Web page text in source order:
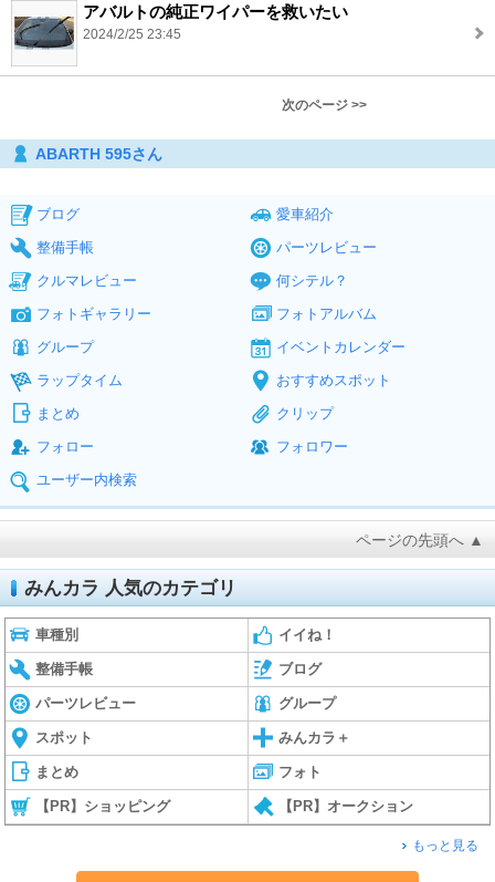
アバルトの純正ワイパーを救いたい
2024/2/25 23:45
次のページ >>
ABARTH 595さん
ブログ
愛車紹介
整備手帳
パーツレビュー
クルマレビュー
何シテル？
フォトギャラリー
フォトアルバム
グループ
イベントカレンダー
ラップタイム
おすすめスポット
まとめ
クリップ
フォロー
フォロワー
ユーザー内検索
ページの先頭へ ▲
みんカラ 人気のカテゴリ
車種別 イイね！
整備手帳 ブログ
パーツレビュー グループ
スポット みんカラ＋
まとめ フォト
【PR】ショッピング 【PR】オークション
もっと見る